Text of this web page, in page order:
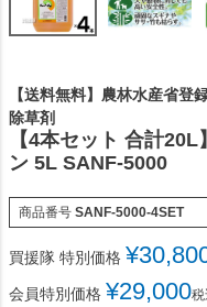
【送料無料】農林水産省登
除草剤
【4本セット 合計
ン 5L SANF-5000
商品番号 SANF-5000-4SET
買援隊 特別価格 ¥
会員特別価格 ¥29,000税